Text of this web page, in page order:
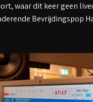
waar dit keer geen
Bevrijdingspop